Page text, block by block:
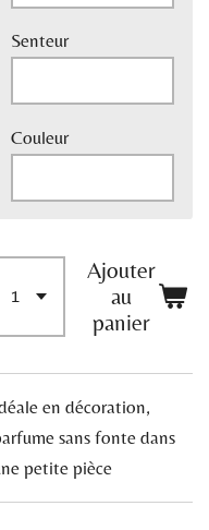
Senteur
Couleur
Ajouter
au
panier
en décoration,
sans fonte dans
petite pièce